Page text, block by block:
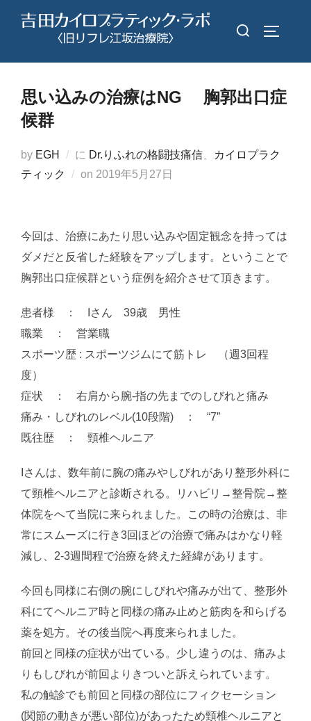
検
対
思い込みの治療はNG 胸郭出口症
候群
by EGH に Dr.りふれの格闘技痛信、
カイロプラク
ティック
on 投
2019年5月27日
今回は、治療にあたり思い込みや固定観念を持っては
ダメだと反省した経験をアップします。ということで
胸郭出口症候群という症例を紹介させて頂きます。
患者様 ： Iさん 39歳 男性
職業 ： 営業職
スポーツ歴 : スポーツジムにて筋トレ （週3回程
度）
症状 ： 右肩から腕-指の先までのしびれと痛み
痛み・しびれのレベル(10段階) ： “7”
既往歴 ： 頸椎ヘルニア
Iさんは、数年前に腕の痛みやしびれがあり整形外科に
て頸椎ヘルニアと診断される。リハビリ→整骨院→整
体院をへて当院に来られました。この時の治療は、非
常にスムーズに行き3回ほどの治療で痛みはかなり軽
減し、2-3週間程で治療を終えた経緯があります。
今回も同様に右側の腕にしびれや痛みが出て、整形外
科にてヘルニア時と同様の痛み止めと筋肉を和らげる
薬を処方。その後当院へ再度来られました。
前回と同様の症状が出ている。少し違うのは、痛みよ
りもしびれが前回よりきついと訴えられています。
私の触診でも前回と同様の部位にフィクセーション
(関節の動きが悪い部位)があったため頸椎ヘルニアと